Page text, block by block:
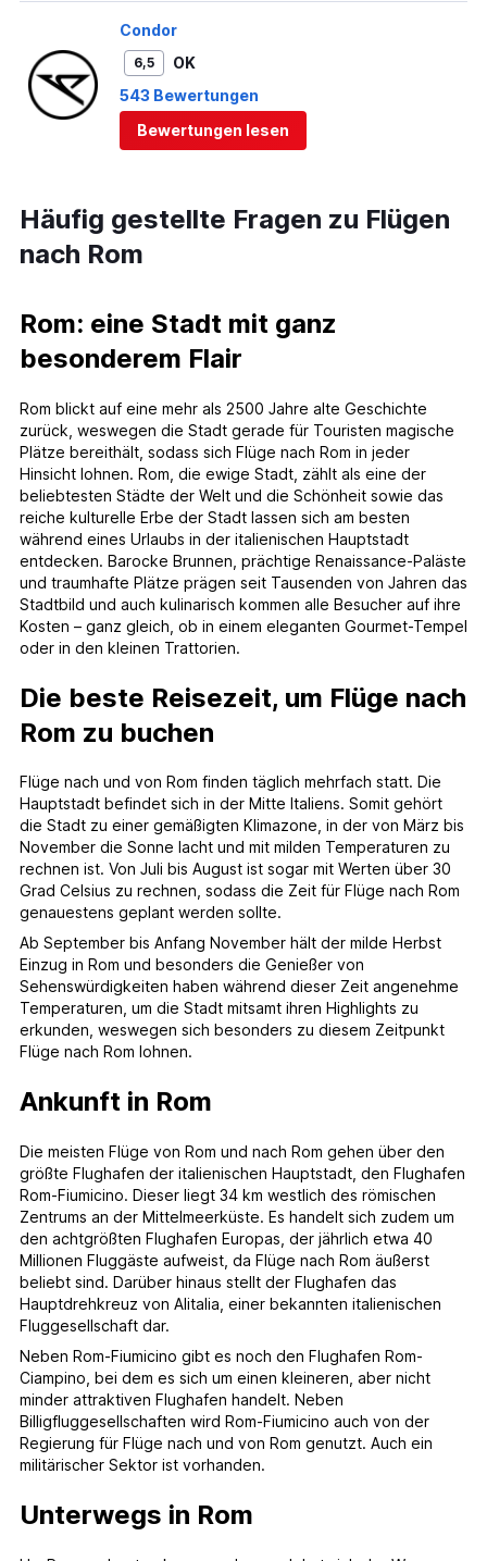
Condor
6,5
OK
543 Bewertungen
Bewertungen lesen
Häufig gestellte Fragen zu Flügen
nach Rom
Rom: eine Stadt mit ganz
besonderem Flair
Rom blickt auf eine mehr als 2500 Jahre alte Geschichte
zurück, weswegen die Stadt gerade für Touristen magische
Plätze bereithält, sodass sich Flüge nach Rom in jeder
Hinsicht lohnen. Rom, die ewige Stadt, zählt als eine der
beliebtesten Städte der Welt und die Schönheit sowie das
reiche kulturelle Erbe der Stadt lassen sich am besten
während eines Urlaubs in der italienischen Hauptstadt
entdecken. Barocke Brunnen, prächtige Renaissance-Paläste
und traumhafte Plätze prägen seit Tausenden von Jahren das
Stadtbild und auch kulinarisch kommen alle Besucher auf ihre
Kosten – ganz gleich, ob in einem eleganten Gourmet-Tempel
oder in den kleinen Trattorien.
Die beste Reisezeit, um Flüge nach
Rom zu buchen
Flüge nach und von Rom finden täglich mehrfach statt. Die
Hauptstadt befindet sich in der Mitte Italiens. Somit gehört
die Stadt zu einer gemäßigten Klimazone, in der von März bis
November die Sonne lacht und mit milden Temperaturen zu
rechnen ist. Von Juli bis August ist sogar mit Werten über 30
Grad Celsius zu rechnen, sodass die Zeit für Flüge nach Rom
genauestens geplant werden sollte.
Ab September bis Anfang November hält der milde Herbst
Einzug in Rom und besonders die Genießer von
Sehenswürdigkeiten haben während dieser Zeit angenehme
Temperaturen, um die Stadt mitsamt ihren Highlights zu
erkunden, weswegen sich besonders zu diesem Zeitpunkt
Flüge nach Rom lohnen.
Ankunft in Rom
Die meisten Flüge von Rom und nach Rom gehen über den
größte Flughafen der italienischen Hauptstadt, den Flughafen
Rom-Fiumicino. Dieser liegt 34 km westlich des römischen
Zentrums an der Mittelmeerküste. Es handelt sich zudem um
den achtgrößten Flughafen Europas, der jährlich etwa 40
Millionen Fluggäste aufweist, da Flüge nach Rom äußerst
beliebt sind. Darüber hinaus stellt der Flughafen das
Hauptdrehkreuz von Alitalia, einer bekannten italienischen
Fluggesellschaft dar.
Neben Rom-Fiumicino gibt es noch den Flughafen Rom-
Ciampino, bei dem es sich um einen kleineren, aber nicht
minder attraktiven Flughafen handelt. Neben
Billigfluggesellschaften wird Rom-Fiumicino auch von der
Regierung für Flüge nach und von Rom genutzt. Auch ein
militärischer Sektor ist vorhanden.
Unterwegs in Rom